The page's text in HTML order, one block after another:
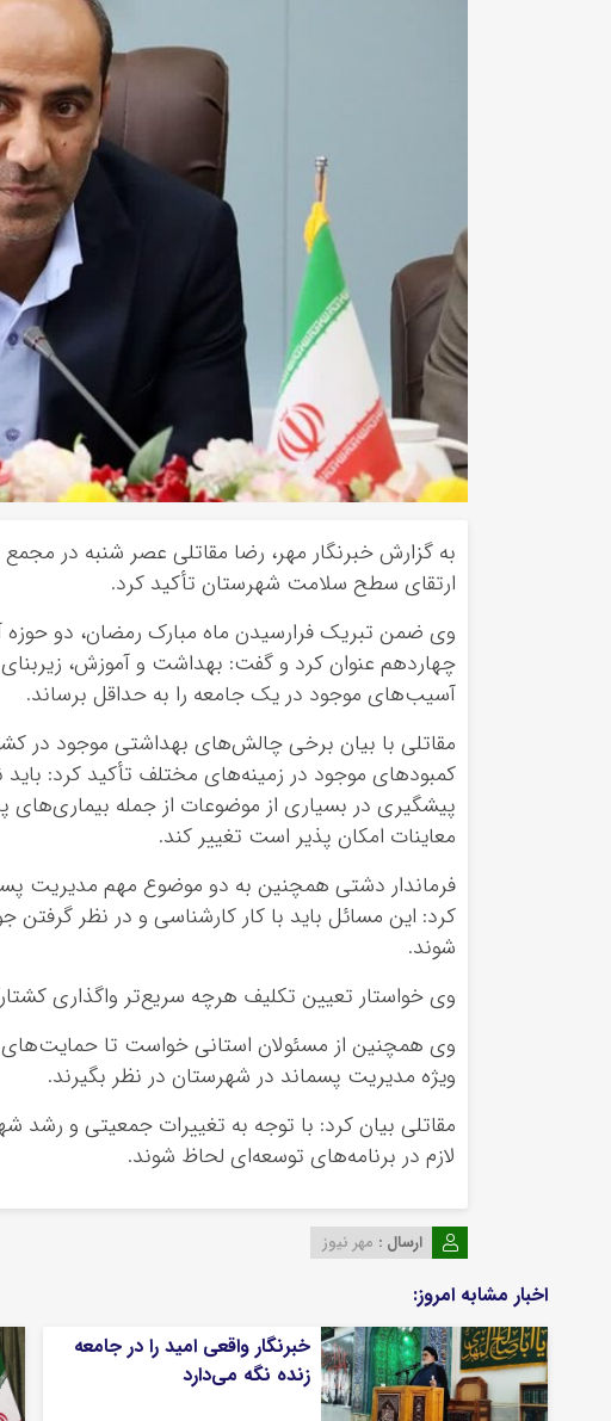
به گزارش خبرنگار مهر، رضا مقاتلی عصر شنبه در
ارتقای سطح سلامت شهرستان تأکید کرد.
وی ضمن تبریک فرارسیدن ماه مبارک رمضان، دو
چهاردهم عنوان کرد و گفت: بهداشت و آموزش،
آسیب‌های موجود در یک جامعه را به حداقل برساند.
مقاتلی با بیان برخی چالش‌های بهداشتی موجود در
کمبودهای موجود در زمینه‌های مختلف تأکید کرد:
پیشگیری در بسیاری از موضوعات از جمله
معاینات امکان پذیر است تغییر کند.
فرماندار دشتی همچنین به دو موضوع مهم مدیریت
کرد: این مسائل باید با کار کارشناسی و در نظر گرفتن
شوند.
وی خواستار تعیین تکلیف هرچه سریع‌تر واگذاری
وی همچنین از مسئولان استانی خواست تا
ویژه مدیریت پسماند در شهرستان در نظر بگیرند.
مقاتلی بیان کرد: با توجه به تغییرات جمعیتی و رشد
لازم در برنامه‌های توسعه‌ای لحاظ شوند.
ارسال : مهر نیوز
اخبار مشابه امروز:
خبرنگار واقعی امید را در جامعه
زنده نگه می‌دارد